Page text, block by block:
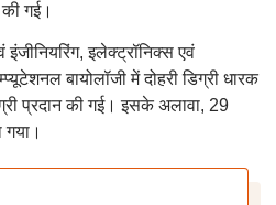
गई।
इलेक्ट्रॉनिक्स एवं
बायोलॉजी में दोहरी डिग्री धारक
प्रदान की गई। इसके अलावा, 29
गया।